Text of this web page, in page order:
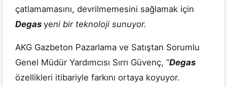
çatlamamasını, devrilmemesini sağlamak için
Degas yeni bir teknoloji sunuyor.
AKG Gazbeton Pazarlama ve Satıştan Sorumlu
Genel Müdür Yardımcısı Sırrı Güvenç, “Degas
özellikleri itibariyle farkını ortaya koyuyor.